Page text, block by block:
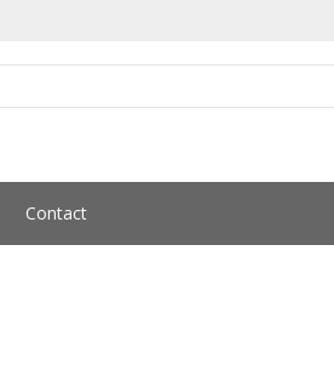
Contact